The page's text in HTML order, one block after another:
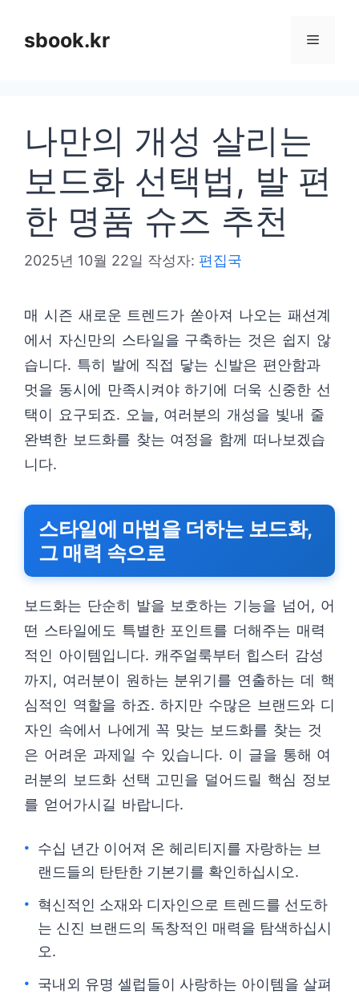
sbook.kr 메
나만의 개성 살리는
보드화 선택법, 발 편
한 명품 슈즈 추천
2025년 10월 22일 작성자: 편집국
매 시즌 새로운 트렌드가 쏟아져 나오는 패션계
에서 자신만의 스타일을 구축하는 것은 쉽지 않
습니다. 특히 발에 직접 닿는 신발은 편안함과
멋을 동시에 만족시켜야 하기에 더욱 신중한 선
택이 요구되죠. 오늘, 여러분의 개성을 빛내 줄
완벽한 보드화를 찾는 여정을 함께 떠나보겠습
니다.
스타일에 마법을 더하는 보드화,
그 매력 속으로
보드화는 단순히 발을 보호하는 기능을 넘어, 어
떤 스타일에도 특별한 포인트를 더해주는 매력
적인 아이템입니다. 캐주얼룩부터 힙스터 감성
까지, 여러분이 원하는 분위기를 연출하는 데 핵
심적인 역할을 하죠. 하지만 수많은 브랜드와 디
자인 속에서 나에게 꼭 맞는 보드화를 찾는 것
은 어려운 과제일 수 있습니다. 이 글을 통해 여
러분의 보드화 선택 고민을 덜어드릴 핵심 정보
를 얻어가시길 바랍니다.
수십 년간 이어져 온 헤리티지를 자랑하는 브
랜드들의 탄탄한 기본기를 확인하십시오.
혁신적인 소재와 디자인으로 트렌드를 선도하
는 신진 브랜드의 독창적인 매력을 탐색하십시
오.
국내외 유명 셀럽들이 사랑하는 아이템을 살펴